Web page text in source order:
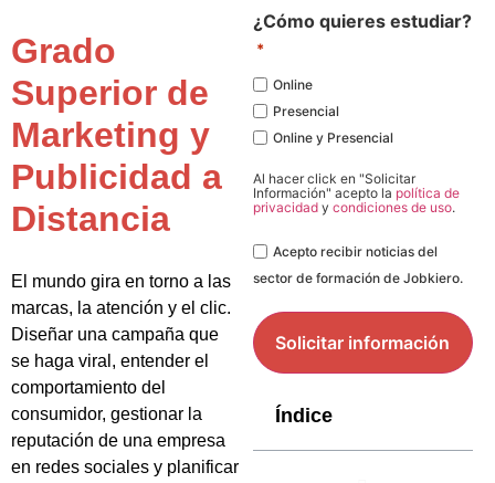
Grado
Superior de
Marketing y
Publicidad a
Distancia
El mundo gira en torno a las
marcas, la atención y el clic.
Diseñar una campaña que
se haga viral, entender el
comportamiento del
consumidor, gestionar la
reputación de una empresa
en redes sociales y planificar
¿Cómo quieres estudiar?
*
Online
Presencial
Online y Presencial
Al hacer click en "Solicitar
Información" acepto la política de
privacidad y condiciones de uso.
LegalAcepto recibir noticias del
sector de formación de Jobkiero.
Índice